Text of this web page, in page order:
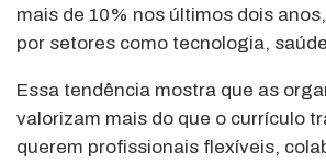
mais de 10% nos últimos dois
por setores como tecnologia,
Essa tendência mostra que as
valorizam mais do que o currículo
querem profissionais flexíveis,